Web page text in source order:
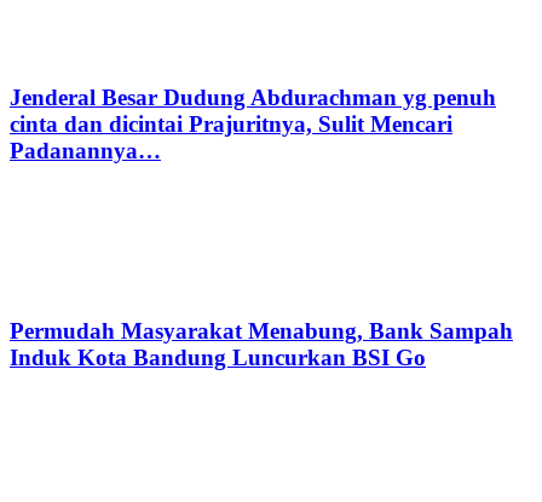
Jenderal Besar Dudung Abdurachman yg penuh
cinta dan dicintai Prajuritnya, Sulit Mencari
Padanannya…
Permudah Masyarakat Menabung, Bank Sampah
Induk Kota Bandung Luncurkan BSI Go